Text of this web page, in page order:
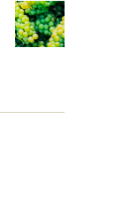
Next
post: